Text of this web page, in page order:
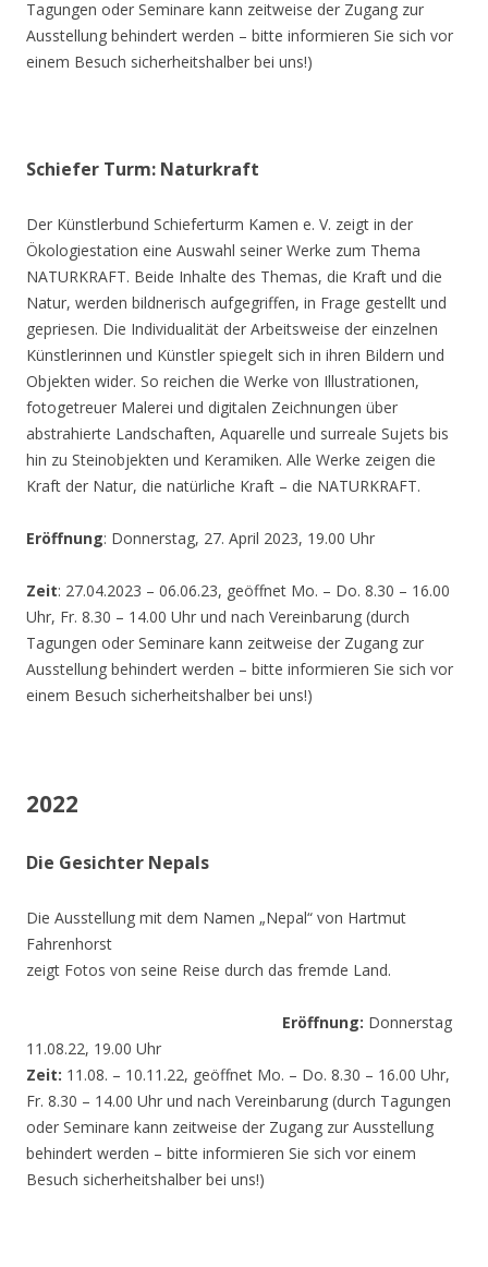
Tagungen oder Seminare kann zeitweise der Zugang zur
Ausstellung behindert werden – bitte informieren Sie sich vor
einem Besuch sicherheitshalber bei uns!)
Schiefer Turm: Naturkraft
Der Künstlerbund Schieferturm Kamen e. V. zeigt in der
Ökologiestation eine Auswahl seiner Werke zum Thema
NATURKRAFT. Beide Inhalte des Themas, die Kraft und die
Natur, werden bildnerisch aufgegriffen, in Frage gestellt und
gepriesen. Die Individualität der Arbeitsweise der einzelnen
Künstlerinnen und Künstler spiegelt sich in ihren Bildern und
Objekten wider. So reichen die Werke von Illustrationen,
fotogetreuer Malerei und digitalen Zeichnungen über
abstrahierte Landschaften, Aquarelle und surreale Sujets bis
hin zu Steinobjekten und Keramiken. Alle Werke zeigen die
Kraft der Natur, die natürliche Kraft – die NATURKRAFT.
Eröffnung: Donnerstag, 27. April 2023, 19.00 Uhr
Zeit: 27.04.2023 – 06.06.23, geöffnet Mo. – Do. 8.30 – 16.00
Uhr, Fr. 8.30 – 14.00 Uhr und nach Vereinbarung (durch
Tagungen oder Seminare kann zeitweise der Zugang zur
Ausstellung behindert werden – bitte informieren Sie sich vor
einem Besuch sicherheitshalber bei uns!)
2022
Die Gesichter Nepals
Die Ausstellung mit dem Namen „Nepal“ von Hartmut
Fahrenhorst
zeigt Fotos von seine Reise durch das fremde Land.
Eröffnung: Donnerstag
11.08.22, 19.00 Uhr
Zeit: 11.08. – 10.11.22, geöffnet Mo. – Do. 8.30 – 16.00 Uhr,
Fr. 8.30 – 14.00 Uhr und nach Vereinbarung (durch Tagungen
oder Seminare kann zeitweise der Zugang zur Ausstellung
behindert werden – bitte informieren Sie sich vor einem
Besuch sicherheitshalber bei uns!)